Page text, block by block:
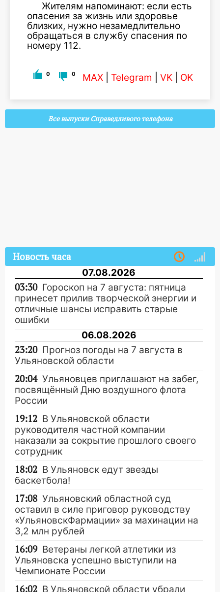
Жителям напоминают: если есть
опасения за жизнь или здоровье
близких, нужно незамедлительно
обращаться в службу спасения по
номеру 112.
0 0 MAX Telegram VK OK
Все выпуски Справедливого телефона
Новость часа
07.08.2026
03:30 Гороскоп на 7 августа: пятница
принесет прилив творческой энергии и
отличные шансы исправить старые
ошибки
06.08.2026
23:20 Прогноз погоды на 7 августа в
Ульяновской области
20:04 Ульяновцев приглашают на забег,
посвящённый Дню воздушного флота
России
19:12 В Ульяновской области
руководителя частной компании
наказали за сокрытие прошлого своего
сотрудник
18:02 В Ульяновск едут звезды
баскетбола!
17:08 Ульяновский областной суд
оставил в силе приговор руководству
«УльяновскФармации» за махинации на
3,2 млн рублей
16:09 Ветераны легкой атлетики из
Ульяновска успешно выступили на
Чемпионате России
16:02 В Ульяновской области убрали